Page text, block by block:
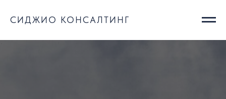
СИДЖИО КОНСАЛТИНГ